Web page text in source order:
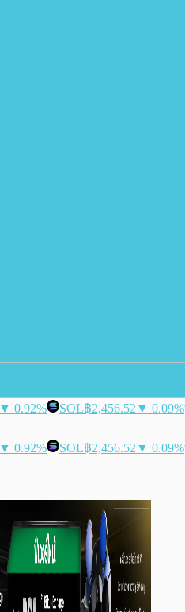
▼ 0.92% SOL฿2,456.52 ▼ 0.09%
▼ 0.92% SOL฿2,456.52 ▼ 0.09%